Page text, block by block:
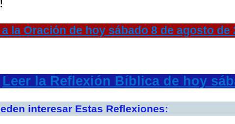
la Oración de hoy sábado 8 de agosto de
Leer la Reflexión Bíblica de hoy
interesar Estas Reflexiones: